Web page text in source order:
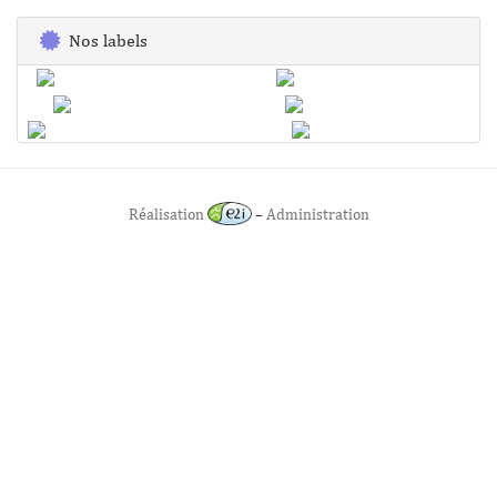
Nos labels
Réalisation –Administration